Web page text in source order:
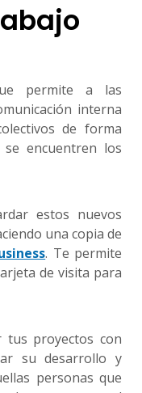
permite a las
interna
de forma
encuentren los
estos nuevos
una copia de
. Te permite
de visita para
tus proyectos con
su desarrollo y
personas que